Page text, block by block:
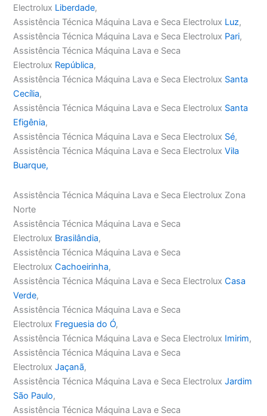
Electrolux Liberdade,
Assistência Técnica Máquina Lava e Seca Electrolux Luz,
Assistência Técnica Máquina Lava e Seca Electrolux Pari,
Assistência Técnica Máquina Lava e Seca
Electrolux República,
Assistência Técnica Máquina Lava e Seca Electrolux Santa
Cecília,
Assistência Técnica Máquina Lava e Seca Electrolux Santa
Efigênia,
Assistência Técnica Máquina Lava e Seca Electrolux Sé,
Assistência Técnica Máquina Lava e Seca ElectroluxVila
Buarque,
Assistência Técnica Máquina Lava e Seca Electrolux Zona
Norte
Assistência Técnica Máquina Lava e Seca
Electrolux Brasilândia,
Assistência Técnica Máquina Lava e Seca
ElectroluxCachoeirinha,
Assistência Técnica Máquina Lava e Seca ElectroluxCasa
Verde,
Assistência Técnica Máquina Lava e Seca
Electrolux Freguesia do Ó,
Assistência Técnica Máquina Lava e Seca Electrolux Imirim,
Assistência Técnica Máquina Lava e Seca
ElectroluxJaçanã,
Assistência Técnica Máquina Lava e Seca ElectroluxJardim
São Paulo,
Assistência Técnica Máquina Lava e Seca